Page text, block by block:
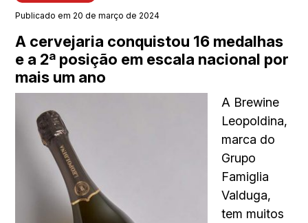
Publicado em 20 de março de 2024
A cervejaria conquistou 16 medalhas
e a 2ª posição em escala nacional por
mais um ano
A Brewine
Leopoldina,
marca do
Grupo
Famiglia
Valduga,
tem muitos